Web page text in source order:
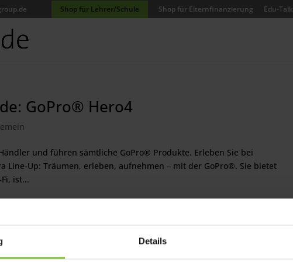
Details
Shop für Lehrer/Schule Shop für Elternfinanzierung Edu-Talk
GoPro® Hero4
und führen sämtliche GoPro® Produkte. Erleben Sie bei
Line-Up: Träumen, erleben, aufnehmen – mit der GoPro®. Sie bietet
ist...